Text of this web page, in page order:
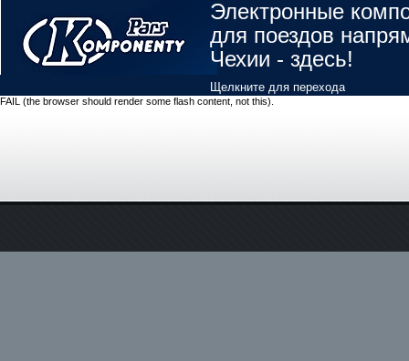
Электронные
для поездов
Чехии - здесь!
Щелкните для перехода
FAIL (the browser should render some flash content, not this).